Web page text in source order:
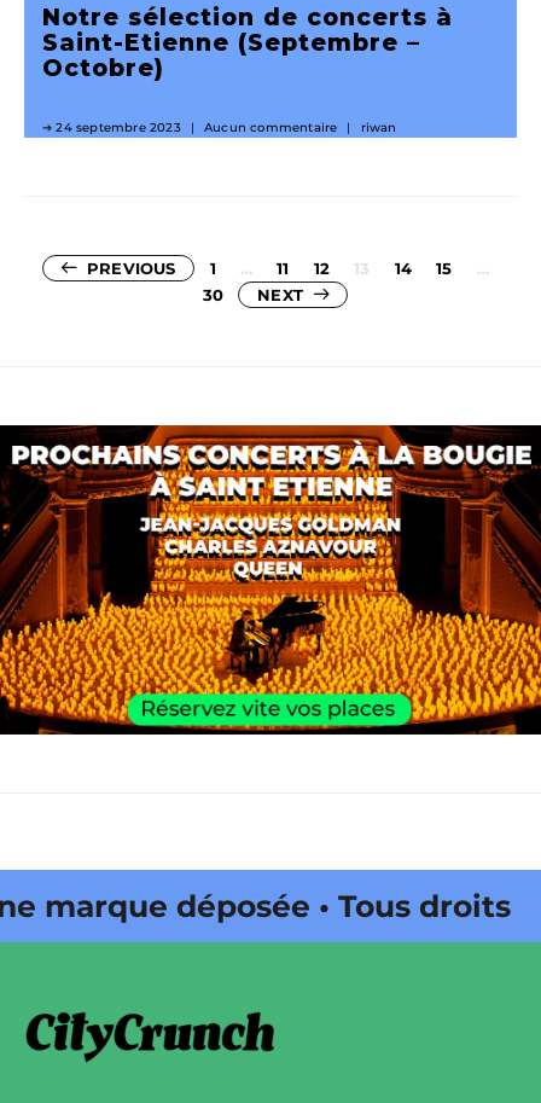
Notre sélection de concerts à
Saint-Etienne (Septembre –
Octobre)
24 septembre 2023 Aucun commentaire riwan
Pagination
des
PREVIOUS 1 … 11 12 13 14 15
…
30
NEXT
déposée • Tous droits
déposée • Tous droits